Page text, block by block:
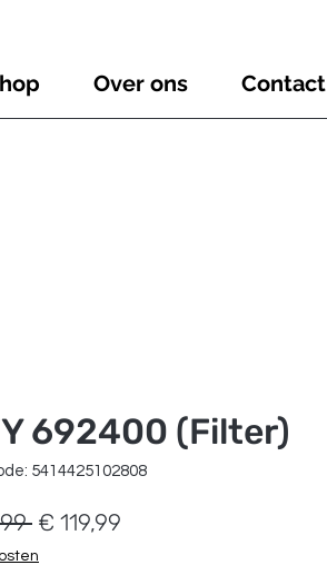
Over ons Contact
692400 (Filter)
5414425102808
Normale
prijs
€ 119,99